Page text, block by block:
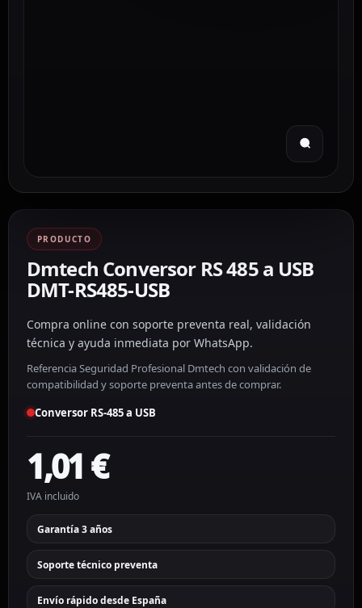
PRODUCTO
Dmtech Conversor RS 485 a USB
DMT-RS485-USB
Compra online con soporte preventa real, validación
técnica y ayuda inmediata por WhatsApp.
Referencia Seguridad Profesional Dmtech con validación de
compatibilidad y soporte preventa antes de comprar.
Conversor RS-485 a USB
1,01 €
IVA incluido
Garantía 3 años
Soporte técnico preventa
Envío rápido desde España